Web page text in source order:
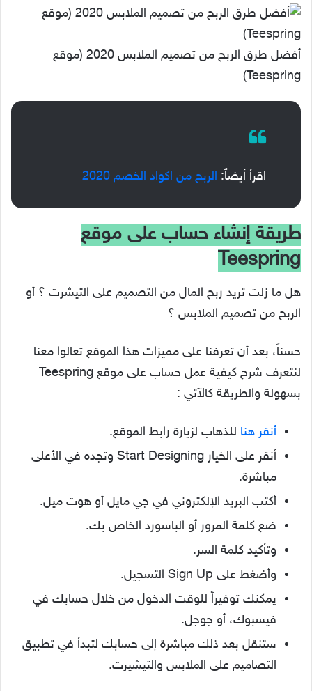
أفضل طرق الربح من تصميم الملابس 2020 (موقع
Teespring)
اقرأ أيضاً: الربح من اكواد الخصم 2020
طريقة إنشاء حساب على موقع
Teespring
هل ما زلت تريد ربح المال من التصميم على التيشرت ؟ أو
الربح من تصميم الملابس ؟
حسناً، بعد أن تعرفنا على مميزات هذا الموقع تعالوا معنا
لنتعرف شرح كيفية عمل حساب على موقع Teespring
بسهولة والطريقة كالآتي :
أنقر هنا للذهاب لزيارة رابط الموقع.
أنقر على الخيار Start Designing وتجده في الأعلى
مباشرة.
أكتب البريد الإلكتروني في جي مايل أو هوت ميل.
ضع كلمة المرور أو الباسورد الخاص بك.
وتأكيد كلمة السر.
وأضغط على Sign Up التسجيل.
يمكنك توفيراً للوقت الدخول من خلال حسابك في
فيسبوك، أو جوجل.
ستنقل بعد ذلك مباشرة إلى حسابك لتبدأ في تطبيق
التصاميم على الملابس والتيشيرت.